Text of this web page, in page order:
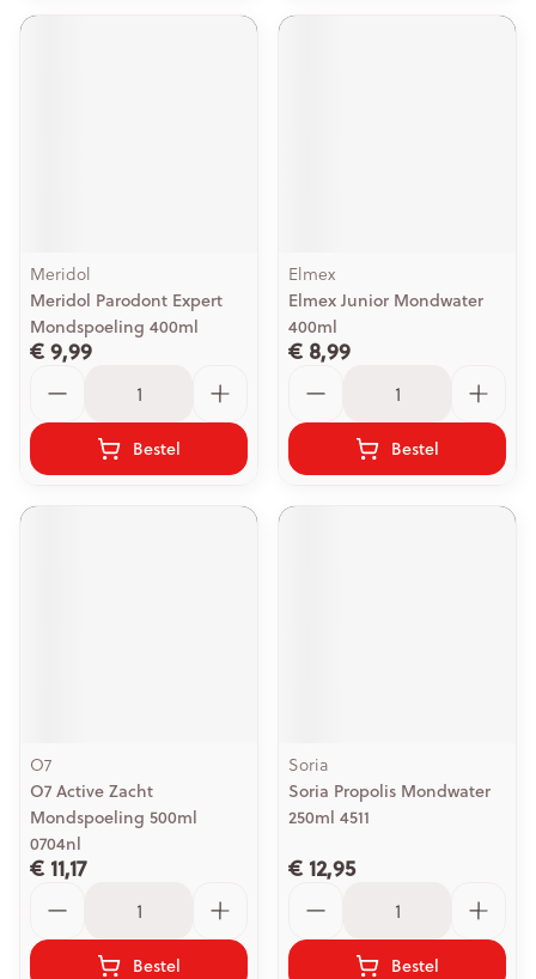
Meridol
Meridol Parodont Expert
Mondspoeling 400ml
€ 9,99
Bestel
Elmex
Elmex Junior Mondwater
400ml
€ 8,99
Bestel
O7
O7 Active Zacht
Mondspoeling 500ml
0704nl
€ 11,17
Bestel
Soria
Soria Propolis Mondwater
250ml 4511
€ 12,95
Bestel